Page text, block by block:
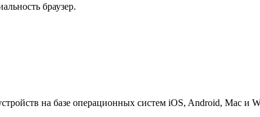
браузер.
на базе операционных систем iOS, Android, Mac и